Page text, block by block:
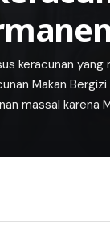
keracunan
Makan
massal karena